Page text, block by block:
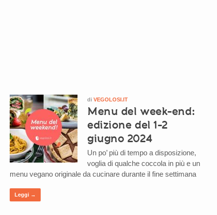
di VEGOLOSI.IT
Menu del week-end:
edizione del 1-2
giugno 2024
Un po’ più di tempo a disposizione,
voglia di qualche coccola in più e un
menu vegano originale da cucinare durante il fine settimana
Leggi →